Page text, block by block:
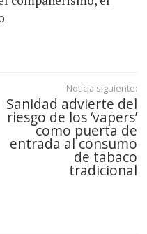
Noticia siguiente:
Sanidad advierte del
riesgo de los ‘vapers’
como puerta de
entrada al consumo
de tabaco
tradicional